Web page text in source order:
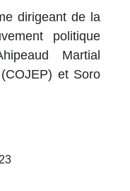
dirigeant de la
politique
Martial
et Soro